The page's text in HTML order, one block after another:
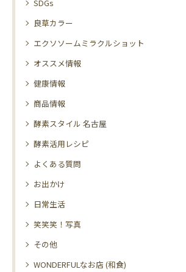
SDGs
良草カラー
エクソソームミラクルショット
オススメ情報
健康情報
商品情報
酵素スタイル 名古屋
酵素活用レシピ
よくある質問
お出かけ
日常生活
笑笑笑！写真
その他
WONDERFULなお店 (和食)